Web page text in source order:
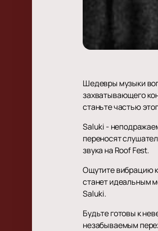
Шедевры музыки
захватывающего
станьте частью
Saluki -
переносят
звука на Roof Fest.
Ощутите вибрацию
станет идеальным
Saluki.
Будьте готовы к
незабываемым